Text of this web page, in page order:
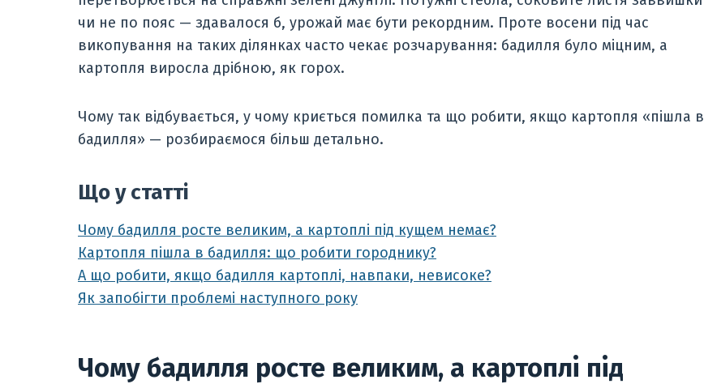
чи не по пояс — здавалося б, урожай має бути рекордним. Проте восени під час
викопування на таких ділянках часто чекає розчарування: бадилля було міцним, а
картопля виросла дрібною, як горох.
Чому так відбувається, у чому криється помилка та що робити, якщо картопля «пішла в
бадилля» — розбираємося більш детально.
Що у статті
Чому бадилля росте великим, а картоплі під кущем немає?
Картопля пішла в бадилля: що робити городнику?
А що робити, якщо бадилля картоплі, навпаки, невисоке?
Як запобігти проблемі наступного року
Чому бадилля росте великим, а картоплі під